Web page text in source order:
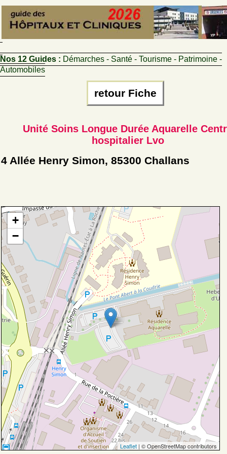
Nos 12 Guides : Démarches - Santé - Tourisme - Patrimoine -
Automobiles
retour Fiche
Unité Soins Longue Durée Aquarelle
hospitalier Lvo
4 Allée Henry Simon, 85300 Challans
+
−
Leaflet | © OpenStreetMap contributors